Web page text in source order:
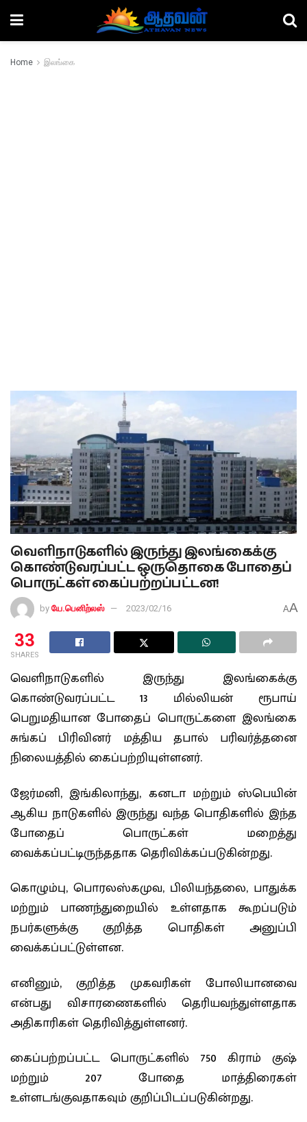
Home இலங்கை
வெளிநாடுகளில் இருந்து இலங்கைக்கு
கொண்டுவரப்பட்ட ஒருதொகை போதைப்
பொருட்கள் கைப்பற்றப்பட்டன!
by யே.பெனிற்லஸ் 2023/02/16 AA
33
SHARES
வெளிநாடுகளில் இருந்து இலங்கைக்கு
கொண்டுவரப்பட்ட 13 மில்லியன் ரூபாய்
பெறுமதியான போதைப் பொருட்களை இலங்கை
சுங்கப் பிரிவினர் மத்திய தபால் பரிவர்த்தனை
நிலையத்தில் கைப்பற்றியுள்ளனர்.
ஜேர்மனி, இங்கிலாந்து, கனடா மற்றும் ஸ்பெயின்
ஆகிய நாடுகளில் இருந்து வந்த பொதிகளில் இந்த
போதைப் பொருட்கள் மறைத்து
வைக்கப்பட்டிருந்ததாக தெரிவிக்கப்படுகின்றது.
கொழும்பு, பொரலஸ்கமுவ, பிலியந்தலை, பாதுக்க
மற்றும் பாணந்துறையில் உள்ளதாக கூறப்படும்
நபர்களுக்கு குறித்த பொதிகள் அனுப்பி
வைக்கப்பட்டுள்ளன.
எனினும், குறித்த முகவரிகள் போலியானவை
என்பது விசாரணைகளில் தெரியவந்துள்ளதாக
அதிகாரிகள் தெரிவித்துள்ளனர்.
கைப்பற்றப்பட்ட பொருட்களில் 750 கிராம் குஷ்
மற்றும் 207 போதை மாத்திரைகள்
உள்ளடங்குவதாகவும் குறிப்பிடப்படுகின்றது.